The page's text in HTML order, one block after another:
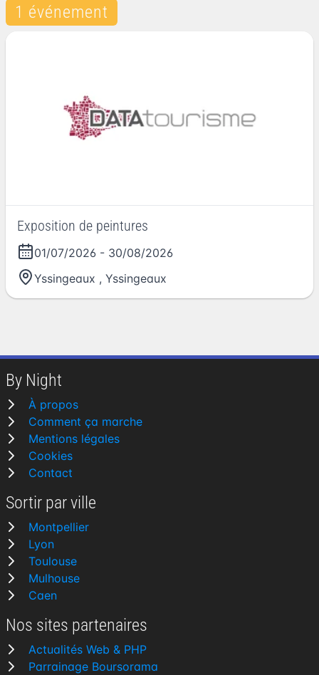
1 événement
Exposition de peintures
01/07/2026 - 30/08/2026
Yssingeaux , Yssingeaux
By Night
À propos
Comment ça marche
Mentions légales
Cookies
Contact
Sortir par ville
Montpellier
Lyon
Toulouse
Mulhouse
Caen
Nos sites partenaires
Actualités Web & PHP
Parrainage Boursorama